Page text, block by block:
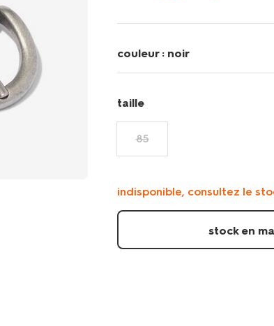
cuir-
nervure-
noir-
couleur : noir
taille
85
indisponible, consultez le
stock en